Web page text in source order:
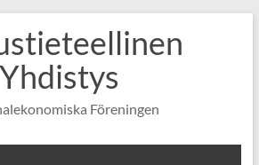
Yhdistys
Föreningen